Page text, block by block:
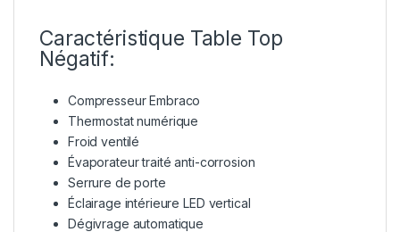
Caractéristique Table Top
Négatif:
Compresseur Embraco
Thermostat numérique
Froid ventilé
Évaporateur traité anti-corrosion
Serrure de porte
Éclairage intérieure LED vertical
Dégivrage automatique